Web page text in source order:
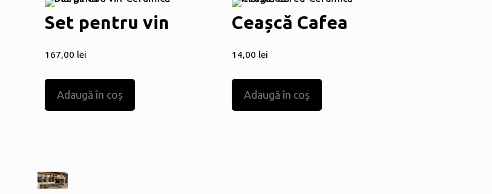
Set pentru vin
167,00 lei
Adaugă în coș
Ceașcă Cafea
14,00 lei
Adaugă în coș